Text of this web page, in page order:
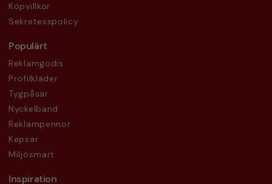
Köpvillkor
Sekretesspolicy
Populärt
Reklamgodis
Profilkläder
Tygpåsar
Nyckelband
Reklampennor
Kepsar
Miljösmart
Inspiration